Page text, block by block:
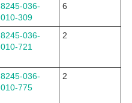
8245-036-
010-309
6
8245-036-
010-721
2
8245-036-
010-775
2